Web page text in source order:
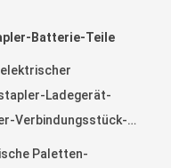
Batterie-Teile
Ladegerät-
Verbindungsstück-
Paletten-